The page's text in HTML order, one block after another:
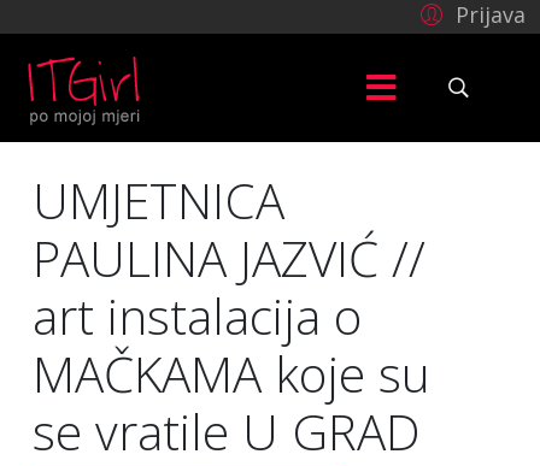
Prijava
UMJETNICA
PAULINA JAZVIĆ //
art instalacija o
MAČKAMA koje su
se vratile U GRAD